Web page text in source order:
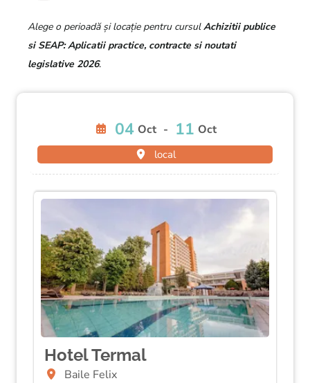
Alege o perioadă și locație pentru cursulAchizitii publice
si SEAP: Aplicatii practice, contracte si noutati
legislative 2026.
04 Oct - 11 Oct
local
Hotel Termal
Baile Felix